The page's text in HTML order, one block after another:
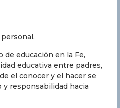
de educación en la Fe,
educativa entre padres,
el conocer y el hacer se
y responsabilidad hacia